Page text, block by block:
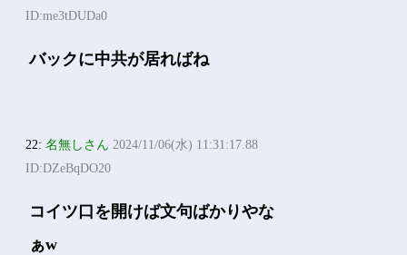
ID:me3tDUDa0
バックに中共が居ればね
22:名無しさん 2024/11/06(水) 11:31:17.88
ID:DZeBqDO20
コイツ口を開けば文句ばかりやな
ぁw